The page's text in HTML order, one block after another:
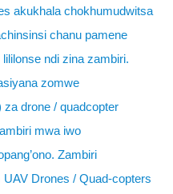
akukhala chokhumudwitsa
chanu pamene
ndi zina zambiri.
zomwe
drone / quadcopter
mwa iwo
Zambiri
Drones / Quad-copters